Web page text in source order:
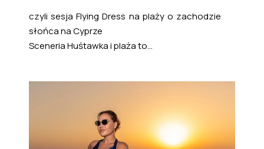
czyli sesja Flying Dress na plaży o zachodzie
słońca na Cyprze
Sceneria Huśtawka i plaża to...